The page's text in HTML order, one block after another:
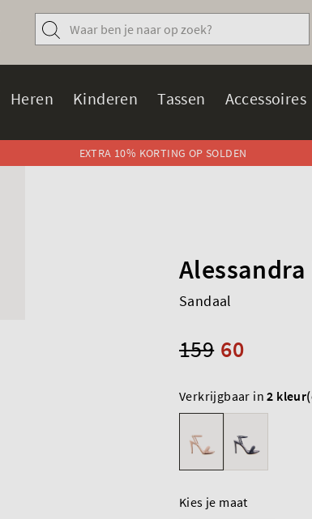
Heren Kinderen Tassen Accessoires
EXTRA 10% KORTING OP SOLDEN
Alessandra
Sandaal
60
159
Verkrijgbaar in2
Kies je maat